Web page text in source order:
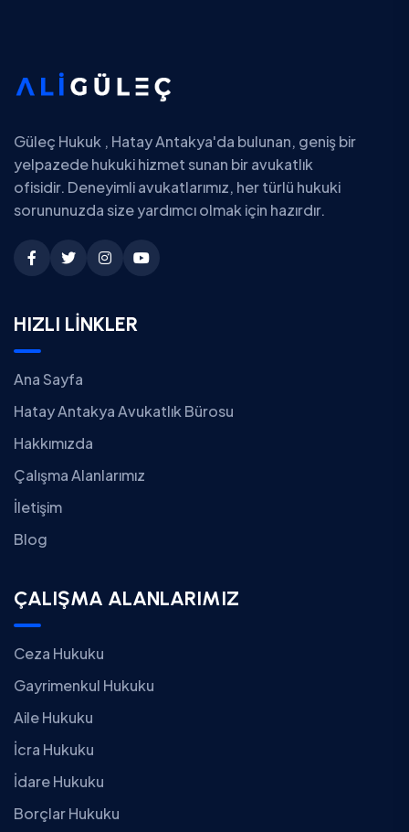
Güleç Hukuk , Hatay Antakya'da bulunan, geniş bir
yelpazede hukuki hizmet sunan bir avukatlık
ofisidir. Deneyimli avukatlarımız, her türlü hukuki
sorununuzda size yardımcı olmak için hazırdır.
HIZLI LİNKLER
Ana Sayfa
Hatay Antakya Avukatlık Bürosu
Hakkımızda
Çalışma Alanlarımız
İletişim
Blog
ÇALIŞMA ALANLARIMIZ
Ceza Hukuku
Gayrimenkul Hukuku
Aile Hukuku
İcra Hukuku
İdare Hukuku
Borçlar Hukuku